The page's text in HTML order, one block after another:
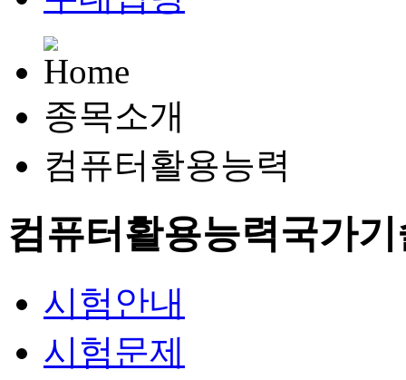
종목소개
컴퓨터활용능력
컴퓨터활용능력국가
시험안내
시험문제